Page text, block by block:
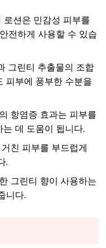
로션은 민감성 피부를
전하게 사용할 수 있습
그린티 추출물의 조합
피부에 풍부한 수분을
항염증 효과는 피부를
데 도움이 됩니다.
친 피부를 부드럽게
.
그린티 향이 사용하는
니다.